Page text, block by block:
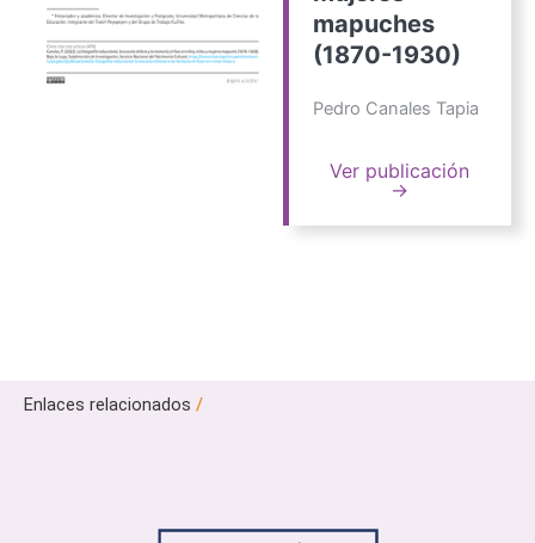
mapuches
(1870-1930)
Pedro Canales Tapia
Ver publicación
→
Enlaces relacionados /